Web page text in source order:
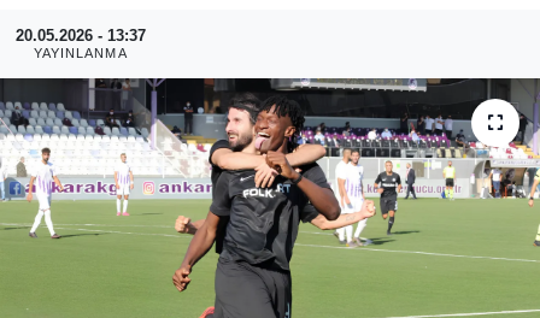
20.05.2026 - 13:37
YAYINLANMA
SPOR
ASAYİŞ
RESMİ REKLAM
Son Dakika Haberleri
Haber Arşivi